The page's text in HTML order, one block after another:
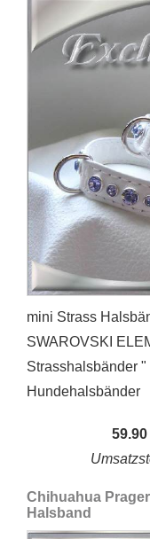
mini Strass
SWAROVSKI
Strasshalsbänder
Hundehalsbänder
Chihuahua
Halsband